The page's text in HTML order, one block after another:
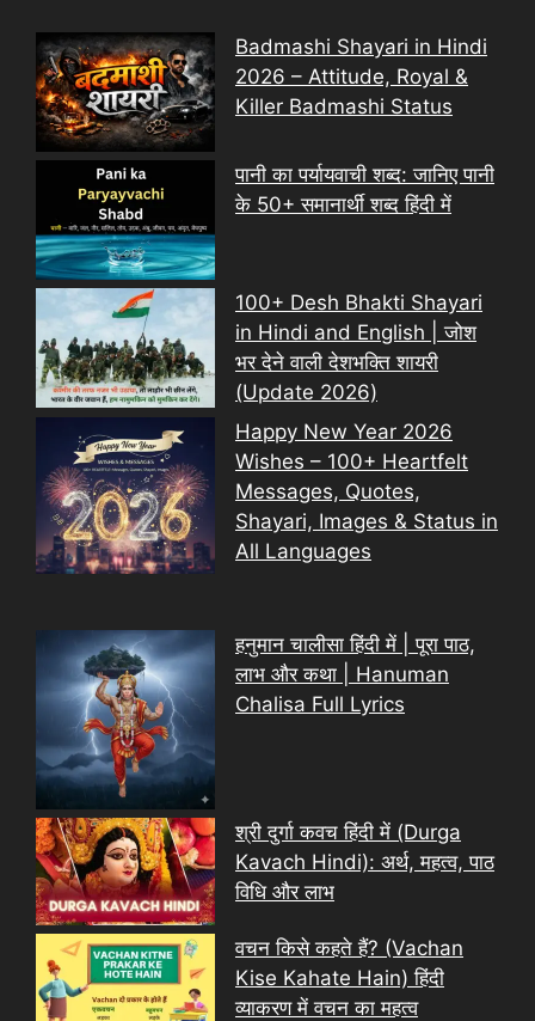
Badmashi Shayari in Hindi
2026 – Attitude, Royal &
Killer Badmashi Status
पानी का पर्यायवाची शब्द: जानिए पानी
के 50+ समानार्थी शब्द हिंदी में
100+ Desh Bhakti Shayari
in Hindi and English | जोश
भर देने वाली देशभक्ति शायरी
(Update 2026)
Happy New Year 2026
Wishes – 100+ Heartfelt
Messages, Quotes,
Shayari, Images & Status in
All Languages
हनुमान चालीसा हिंदी में | पूरा पाठ,
लाभ और कथा | Hanuman
Chalisa Full Lyrics
श्री दुर्गा कवच हिंदी में (Durga
Kavach Hindi): अर्थ, महत्व, पाठ
विधि और लाभ
वचन किसे कहते हैं? (Vachan
Kise Kahate Hain) हिंदी
व्याकरण में वचन का महत्व